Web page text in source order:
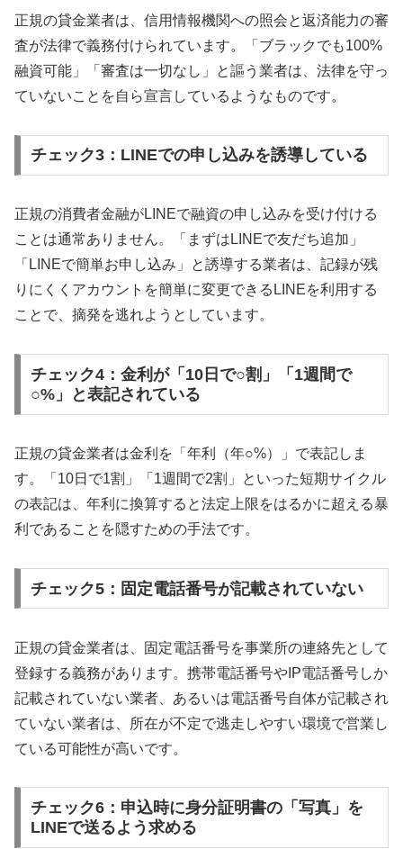
正規の貸金業者は、信用情報機関への照会と返済能力の審
査が法律で義務付けられています。「ブラックでも100%
融資可能」「審査は一切なし」と謳う業者は、法律を守っ
ていないことを自ら宣言しているようなものです。
チェック3：LINEでの申し込みを誘導している
正規の消費者金融がLINEで融資の申し込みを受け付ける
ことは通常ありません。「まずはLINEで友だち追加」
「LINEで簡単お申し込み」と誘導する業者は、記録が残
りにくくアカウントを簡単に変更できるLINEを利用する
ことで、摘発を逃れようとしています。
チェック4：金利が「10日で○割」「1週間で
○%」と表記されている
正規の貸金業者は金利を「年利（年○%）」で表記しま
す。「10日で1割」「1週間で2割」といった短期サイクル
の表記は、年利に換算すると法定上限をはるかに超える暴
利であることを隠すための手法です。
チェック5：固定電話番号が記載されていない
正規の貸金業者は、固定電話番号を事業所の連絡先として
登録する義務があります。携帯電話番号やIP電話番号しか
記載されていない業者、あるいは電話番号自体が記載され
ていない業者は、所在が不定で逃走しやすい環境で営業し
ている可能性が高いです。
チェック6：申込時に身分証明書の「写真」を
LINEで送るよう求める